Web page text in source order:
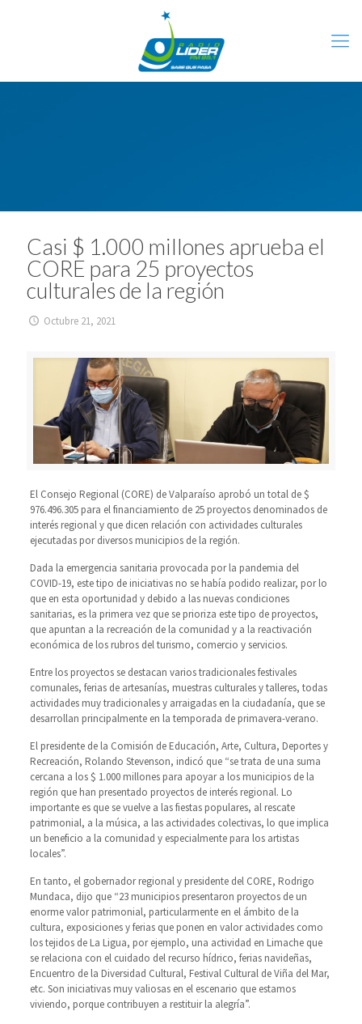
Casi $ 1.000 millones aprueba el
CORE para 25 proyectos
culturales de la región
Octubre 21, 2021
El Consejo Regional (CORE) de Valparaíso aprobó un total de $
976.496.305 para el financiamiento de 25 proyectos denominados de
interés regional y que dicen relación con actividades culturales
ejecutadas por diversos municipios de la región.
Dada la emergencia sanitaria provocada por la pandemia del
COVID-19, este tipo de iniciativas no se había podido realizar, por lo
que en esta oportunidad y debido a las nuevas condiciones
sanitarias, es la primera vez que se prioriza este tipo de proyectos,
que apuntan a la recreación de la comunidad y a la reactivación
económica de los rubros del turismo, comercio y servicios.
Entre los proyectos se destacan varios tradicionales festivales
comunales, ferias de artesanías, muestras culturales y talleres, todas
actividades muy tradicionales y arraigadas en la ciudadanía, que se
desarrollan principalmente en la temporada de primavera-verano.
El presidente de la Comisión de Educación, Arte, Cultura, Deportes y
Recreación, Rolando Stevenson, indicó que “se trata de una suma
cercana a los $ 1.000 millones para apoyar a los municipios de la
región que han presentado proyectos de interés regional. Lo
importante es que se vuelve a las fiestas populares, al rescate
patrimonial, a la música, a las actividades colectivas, lo que implica
un beneficio a la comunidad y especialmente para los artistas
locales”.
En tanto, el gobernador regional y presidente del CORE, Rodrigo
Mundaca, dijo que “23 municipios presentaron proyectos de un
enorme valor patrimonial, particularmente en el ámbito de la
cultura, exposiciones y ferias que ponen en valor actividades como
los tejidos de La Ligua, por ejemplo, una actividad en Limache que
se relaciona con el cuidado del recurso hídrico, ferias navideñas,
Encuentro de la Diversidad Cultural, Festival Cultural de Viña del Mar,
etc. Son iniciativas muy valiosas en el escenario que estamos
viviendo, porque contribuyen a restituir la alegría”.